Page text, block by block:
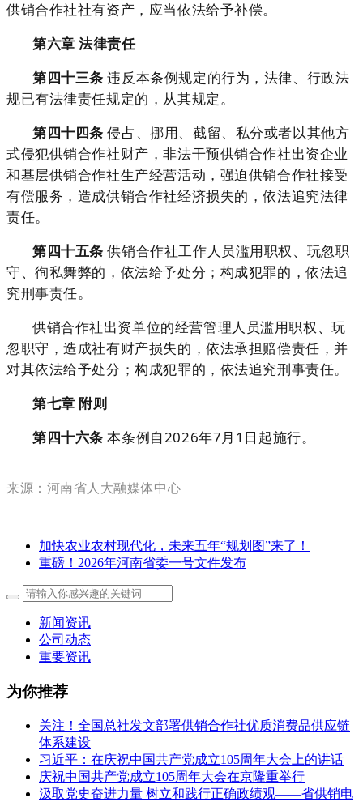
供销合作社社有资产，应当依法给予补偿。
第六章 法律责任
第四十三条 违反本条例规定的行为，法律、行政法
规已有法律责任规定的，从其规定。
第四十四条 侵占、挪用、截留、私分或者以其他方
式侵犯供销合作社财产，非法干预供销合作社出资企业
和基层供销合作社生产经营活动，强迫供销合作社接受
有偿服务，造成供销合作社经济损失的，依法追究法律
责任。
第四十五条 供销合作社工作人员滥用职权、玩忽职
守、徇私舞弊的，依法给予处分；构成犯罪的，依法追
究刑事责任。
供销合作社出资单位的经营管理人员滥用职权、玩
忽职守，造成社有财产损失的，依法承担赔偿责任，并
对其依法给予处分；构成犯罪的，依法追究刑事责任。
第七章 附则
第四十六条 本条例自2026年7月1日起施行。
来源：河南省人大融媒体中心
加快农业农村现代化，未来五年“规划图”来了！
重磅！2026年河南省委一号文件发布
新闻资讯
公司动态
重要资讯
为你推荐
关注！全国总社发文部署供销合作社优质消费品供应链
体系建设
习近平：在庆祝中国共产党成立105周年大会上的讲话
庆祝中国共产党成立105周年大会在京隆重举行
汲取党史奋进力量 树立和践行正确政绩观——省供销电